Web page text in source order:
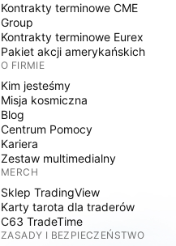
Kontrakty terminowe CME
Group
Kontrakty terminowe Eurex
Pakiet akcji amerykańskich
O FIRMIE
Kim jesteśmy
Misja kosmiczna
Blog
Centrum Pomocy
Kariera
Zestaw multimedialny
MERCH
Sklep TradingView
Karty tarota dla traderów
C63 TradeTime
ZASADY I BEZPIECZEŃSTWO